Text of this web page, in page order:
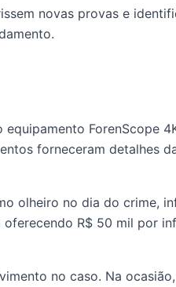
novas provas e
ForenScope
forneceram detalhes
olheiro no dia do crime,
R$ 50 mil por
no caso. Na